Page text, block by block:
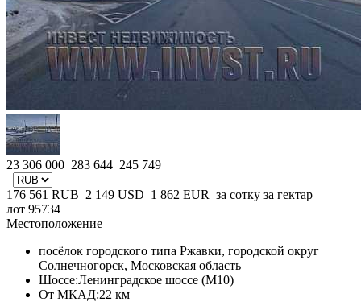
23 306 000 283 644 245 749
176 561 RUB 2 149 USD 1 862 EUR за сотку за гектар
лот 95734
Местоположение
посёлок городского типа Ржавки, городской округ
Солнечногорск, Московская область
Шоссе:Ленинградское шоссе (М10)
От МКАД:22 км